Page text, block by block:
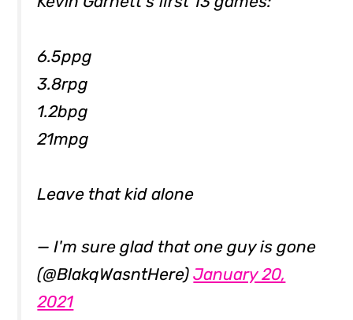
6.5ppg
3.8rpg
1.2bpg
21mpg
Leave that kid alone
— I'm sure glad that one guy is gone
(@BlakqWasntHere)January 20,
2021